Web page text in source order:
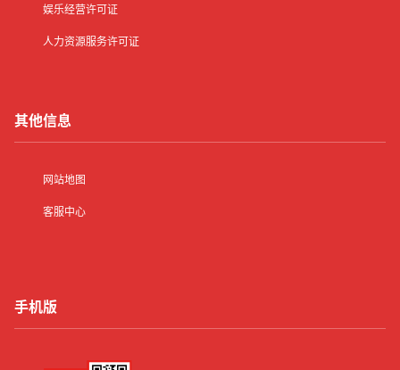
娱乐经营许可证
人力资源服务许可证
其他信息
网站地图
客服中心
手机版